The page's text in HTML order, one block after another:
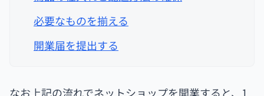
必要なものを揃える
開業届を提出する
なお上記の流れでネットショップを開業すると、1